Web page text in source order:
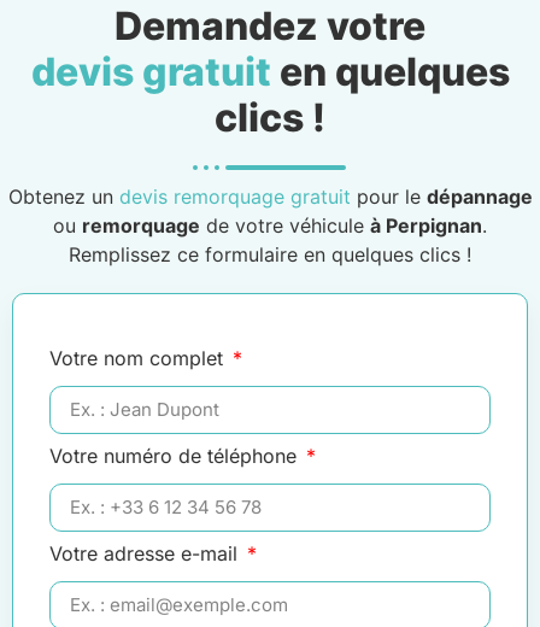
Demandez votre
devis gratuit en quelques
clics !
Obtenez un devis remorquage gratuit pour le dépannage
ou remorquage de votre véhicule à Perpignan.
Remplissez ce formulaire en quelques clics !
Votre nom complet
Votre numéro de téléphone
Votre adresse e-mail